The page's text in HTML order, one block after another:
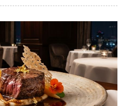
敏分析，預售屋完工潮
存累積主因。在房貸環
，待售庫存短期內恐維
可將目光轉向具備抗跌
較大的中古屋市場，作